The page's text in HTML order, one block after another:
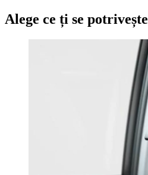
Alege ce ți se potrivește